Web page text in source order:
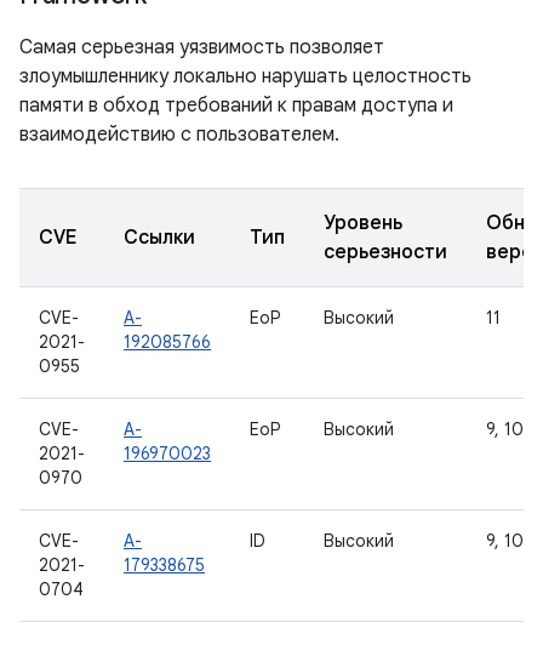
Самая серьезная уязвимость позволяет
злоумышленнику локально нарушать целостность
памяти в обход требований к правам доступа и
взаимодействию с пользователем.
CVE Ссылки Тип
Уровень
серьезности
CVE-
2021-
0955
A-
192085766
EoP Высокий 11
CVE-
2021-
0970
A-
196970023
EoP Высокий 9, 10,
CVE-
2021-
0704
A-
179338675
ID Высокий 9, 10,